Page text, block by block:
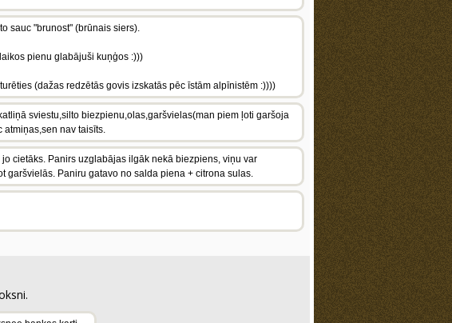
sauc "brunost" (brūnais siers).
pienu glabājuši kuņģos :)))
(dažas redzētās govis izskatās pēc īstām alpīnistēm :))))
sviestu,silto biezpienu,olas,garšvielas(man piem ļoti garšoja
atmiņas,sen nav taisīts.
cietāks. Panirs uzglabājas ilgāk nekā biezpiens, viņu var
garšvielās. Paniru gatavo no salda piena + citrona sulas.